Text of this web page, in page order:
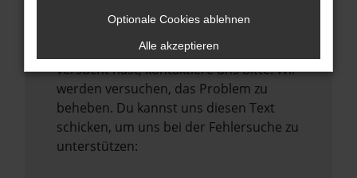
Wende dich an den Webseitenbetreiber.
Wenn du alle oben genannten Schritte
versucht hast, kontaktiere uns bitte. Wir
werden versuchen, das Problem zu
beheben. Du kannst uns diesen Text
schicken, um uns bei der Fehlersuche zu
unterstützen:
Optionale Cookies ablehnen
Alle akzeptieren